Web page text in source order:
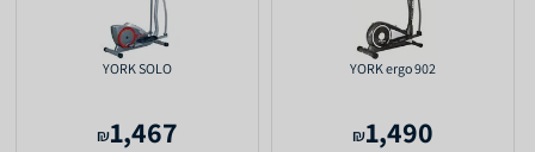
YORK ergo 902
1,490
₪
YORK SOLO
1,467
₪